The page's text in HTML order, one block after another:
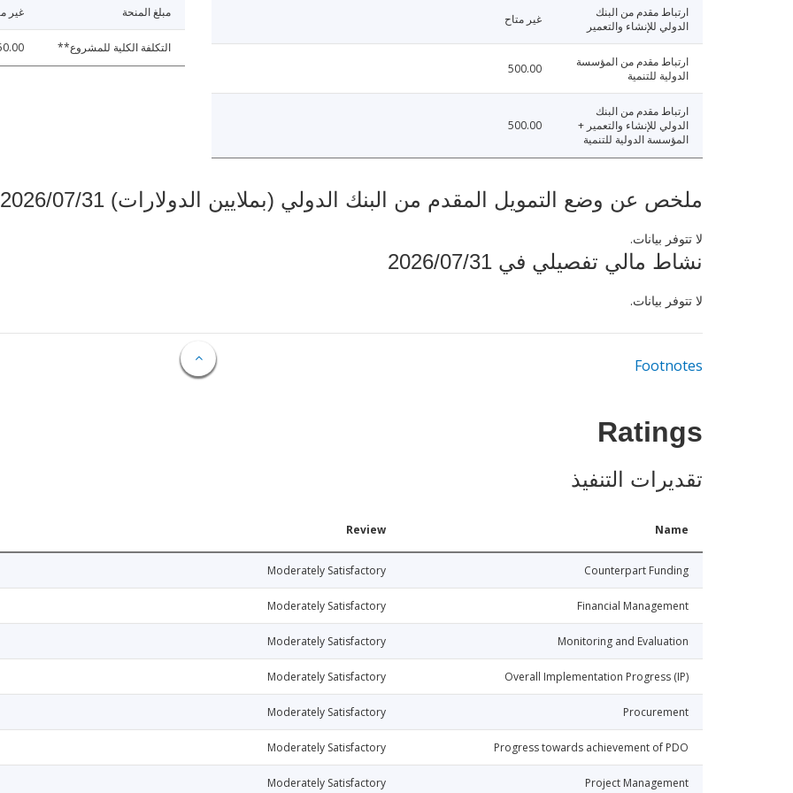
ارتباط مقدم من البنك
الدولي للإنشاء والتعمير
غير متاح
ارتباط مقدم من المؤسسة
الدولية للتنمية
500.00
ارتباط مقدم من البنك
الدولي للإنشاء والتعمير +
المؤسسة الدولية للتنمية
500.00
مبلغ المنحة غير
التكلفة الكلية للمشروع**
ملخص عن وضع التمويل المقدم من البنك الدولي (بملايين الدولارات) 2026/07/31
لا تتوفر بيانات.
نشاط مالي تفصيلي في 2026/07/31
لا تتوفر بيانات.
Footnotes
Ratings
تقديرات التنفيذ
Name
Review
Counterpart Funding
Moderately Satisfactory
Financial Management
Moderately Satisfactory
Monitoring and Evaluation
Moderately Satisfactory
Overall Implementation Progress (IP)
Moderately Satisfactory
Procurement
Moderately Satisfactory
Progress towards achievement of PDO
Moderately Satisfactory
Project Management
Moderately Satisfactory